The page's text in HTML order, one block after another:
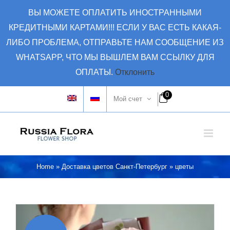
ВЫ МОЖЕТЕ ОПЛАТИТЬ ИНОСТРАННЫМИ
КРЕДИТНЫМИ КАРТАМИ!!! ЕСЛИ У ВАС ЕСТЬ КАКАЯ-
ЛИБО ПРОБЛЕМА, ОТПРАВЬТЕ НАМ СООБЩЕНИЕ ИЗ
WHATSAPP, ЧТО МЫ ВЫШЛЕМ ВАМ ССЫЛКУ ДЛЯ
ОПЛАТЫ. Отклонить
Мой счет
0
Home » Доставка цветов Санкт-Петербург » цветы